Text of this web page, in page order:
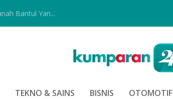
Bantul Yan...
TEKNO & SAINS BISNIS OTOMOTIF